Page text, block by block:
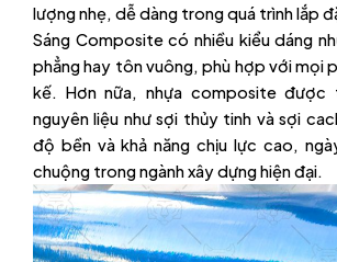
lượng nhẹ, dễ dàng trong quá trình lắp
Sáng Composite có nhiều kiểu dáng
phẳng hay tôn vuông, phù hợp với mọi
kế. Hơn nữa, nhựa composite được
nguyên liệu như sợi thủy tinh và sợi
độ bền và khả năng chịu lực cao,
chuộng trong ngành xây dựng hiện đại.